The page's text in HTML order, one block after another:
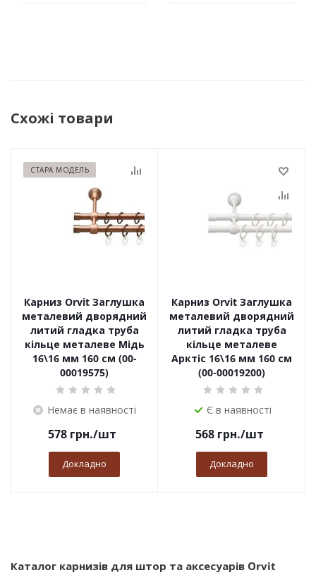
Схожі товари
СТАРА МОДЕЛЬ
Карниз Orvit Заглушка
металевий дворядний
литий гладка труба
кільце металеве Мідь
16\16 мм 160 см (00-
00019575)
Немає в наявності
578грн./шт
Докладно
Карниз Orvit Заглушка
металевий дворядний
литий гладка труба
кільце металеве
Арктіс 16\16 мм 160 см
(00-00019200)
Є в наявності
568грн./шт
Докладно
Каталог карнизів для штор та аксесуарів Orvit